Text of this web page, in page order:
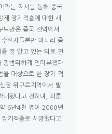
라는 저서를 통해 중국
제 장기적출에 대한 새
트만은 중국 전역에서
련자들뿐만 아니라 중
잘 알고 있는 의료 전
광범위하게 인터뷰했다.
을 대상으로 한 장기 적
장 위구르지역에서 발
대됐다고 전하며, 파룬
6만4천 명이 2000년
기적출로 사망했다고